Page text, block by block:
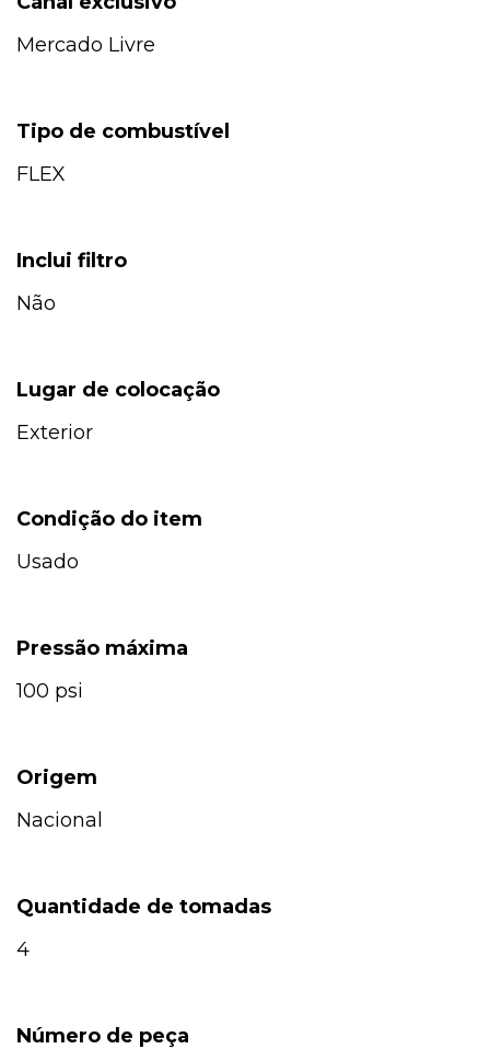
Mercado Livre
Tipo de combustível
FLEX
Inclui filtro
Não
Lugar de colocação
Exterior
Condição do item
Usado
Pressão máxima
100 psi
Origem
Nacional
Quantidade de tomadas
4
Número de peça